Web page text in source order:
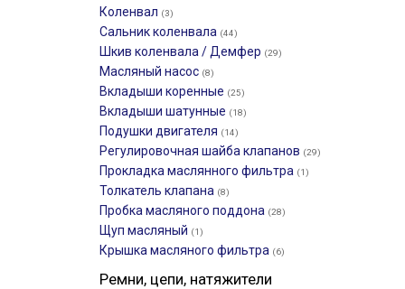
Коленвал (3)
Сальник коленвала (44)
Шкив коленвала / Демфер (29)
Масляный насос (8)
Вкладыши коренные (25)
Вкладыши шатунные (18)
Подушки двигателя (14)
Регулировочная шайба клапанов (29)
Прокладка маслянного фильтра (1)
Толкатель клапана (8)
Пробка масляного поддона (28)
Щуп масляный (1)
Крышка масляного фильтра (6)
Ремни, цепи, натяжители